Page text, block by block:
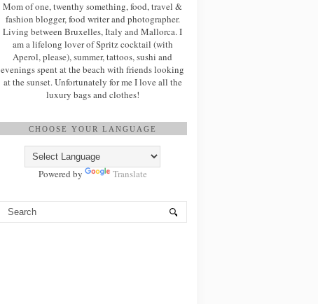
Mom of one, twenthy something, food, travel &
fashion blogger, food writer and photographer.
Living between Bruxelles, Italy and Mallorca. I
am a lifelong lover of Spritz cocktail (with
Aperol, please), summer, tattoos, sushi and
evenings spent at the beach with friends looking
at the sunset. Unfortunately for me I love all the
luxury bags and clothes!
CHOOSE YOUR LANGUAGE
Powered by Translate